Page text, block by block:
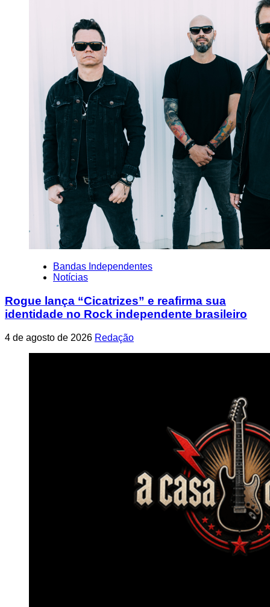
Bandas Independentes
Notícias
Rogue lança “Cicatrizes” e reafirma sua
identidade no Rock independente brasileiro
4 de agosto de 2026 Redação